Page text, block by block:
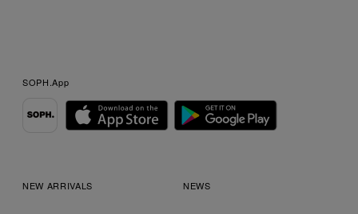
SOPH.App
NEW ARRIVALS NEWS